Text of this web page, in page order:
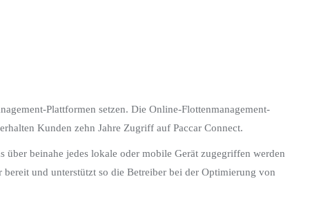
Plattformen setzen. Die Online-Flottenmanagement-
Kunden zehn Jahre Zugriff auf Paccar Connect.
über beinahe jedes lokale oder mobile Gerät zugegriffen werden
und unterstützt so die Betreiber bei der Optimierung von